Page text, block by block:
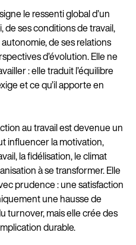
le ressenti global d’un
de ses conditions de travail,
de ses relations
d’évolution. Elle ne
: elle traduit l’équilibre
et ce qu’il apporte en
au travail est devenue un
influencer la motivation,
la fidélisation, le climat
à se transformer. Elle
prudence : une satisfaction
une hausse de
turnover, mais elle crée des
durable.